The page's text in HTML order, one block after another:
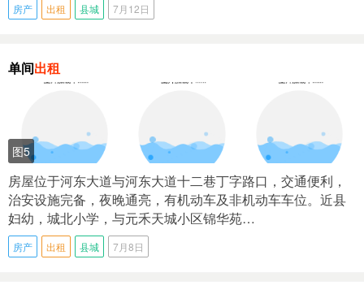
房产 出租 县城 7月12日
单间出租
图5
房屋位于河东大道与河东大道十二巷丁字路口，交通便利，
治安设施完备，夜晚通亮，有机动车及非机动车车位。近县
妇幼，城北小学，与元禾天城小区锦华苑…
房产 出租 县城 7月8日